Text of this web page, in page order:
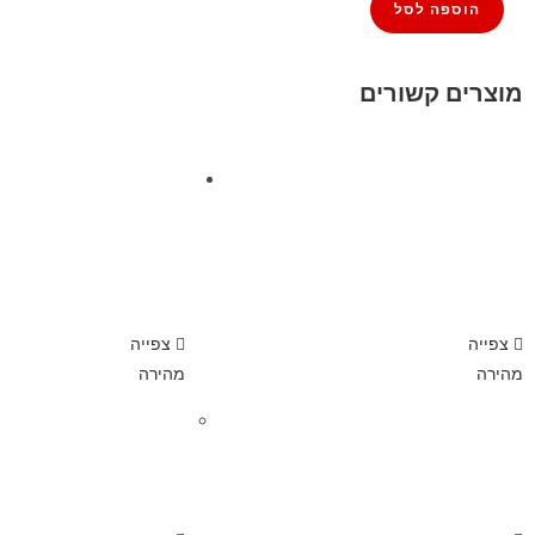
הוספה לסל
מוצרים קשורים
צפייה
מהירה
צפייה
מהירה